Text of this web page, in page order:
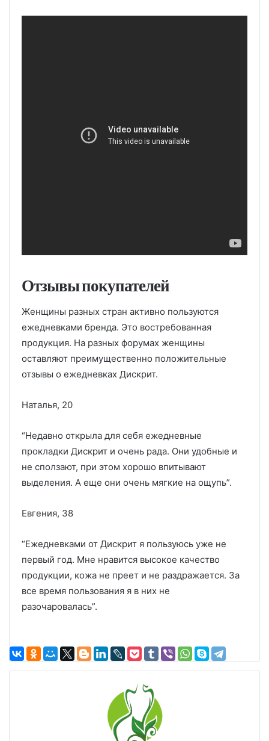
Отзывы покупателей
Женщины разных стран активно пользуются
ежедневками бренда. Это востребованная
продукция. На разных форумах женщины
оставляют преимущественно положительные
отзывы о ежедневках Дискрит.
Наталья, 20
“Недавно открыла для себя ежедневные
прокладки Дискрит и очень рада. Они удобные и
не сползают, при этом хорошо впитывают
выделения. А еще они очень мягкие на ощупь”.
Евгения, 38
“Ежедневками от Дискрит я пользуюсь уже не
первый год. Мне нравится высокое качество
продукции, кожа не преет и не раздражается. За
все время пользования я в них не
разочаровалась”.